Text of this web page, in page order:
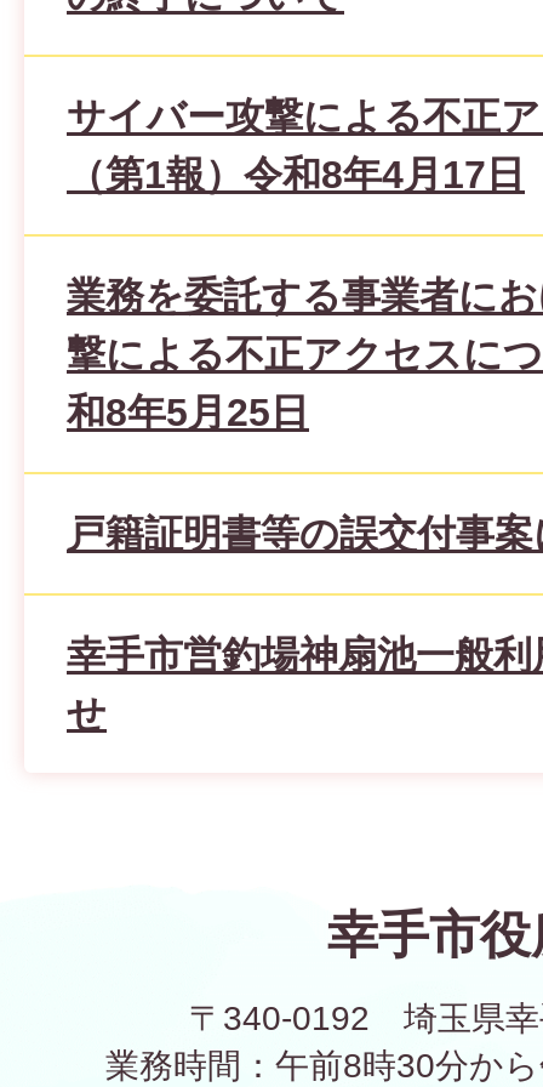
サイバー攻撃による不正
（第1報）令和8年4月17日
業務を委託する事業者に
撃による不正アクセスに
和8年5月25日
戸籍証明書等の誤交付事
幸手市営釣場神扇池一般
せ
幸手市役
〒340-0192 埼玉県幸
業務時間：午前8時30分か